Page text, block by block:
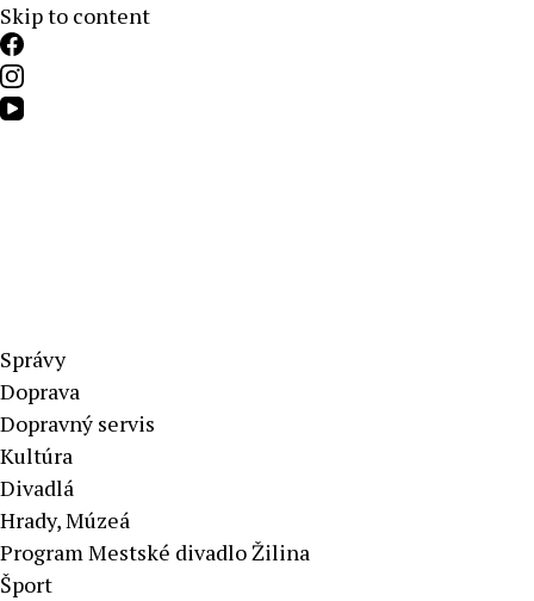
Skip to content
Aktuálne správy – severné Slovensko
Správy
Doprava
Dopravný servis
Kultúra
Divadlá
Hrady, Múzeá
Program Mestské divadlo Žilina
Šport